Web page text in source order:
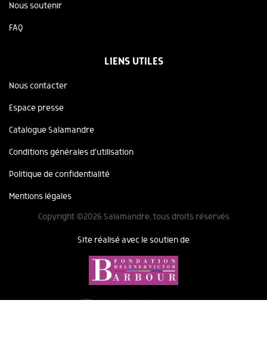
Nous soutenir
FAQ
LIENS UTILES
Nous contacter
Espace presse
Catalogue Salamandre
Conditions générales d'utilisation
Politique de confidentialité
Mentions légales
Copyright ©2026 Salamandre, tous droits réservés
Site réalisé avec le soutien de